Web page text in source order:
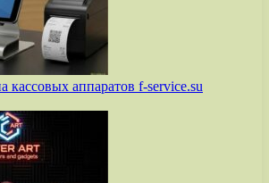
кассовых аппаратов f-service.su